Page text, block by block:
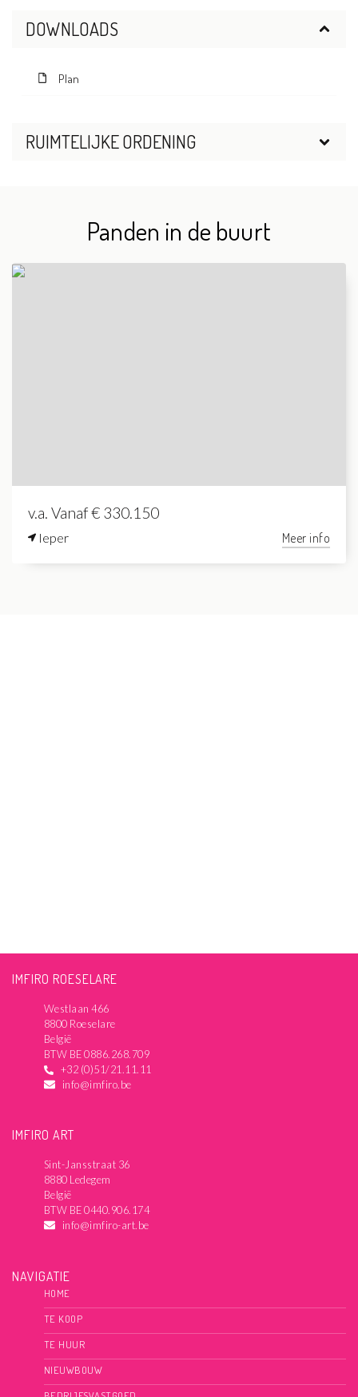
DOWNLOADS
Plan
RUIMTELIJKE ORDENING
Panden in de buurt
v.a. Vanaf € 330.150
Ieper Meer info
IMFIRO ROESELARE
Westlaan 466
8800 Roeselare
België
BTW BE 0886.268.709
+32 (0)51/21.11.11
info@imfiro.be
IMFIRO ART
Sint-Jansstraat 36
8880 Ledegem
België
BTW BE 0440.906.174
info@imfiro-art.be
NAVIGATIE
HOME
TE KOOP
TE HUUR
NIEUWBOUW